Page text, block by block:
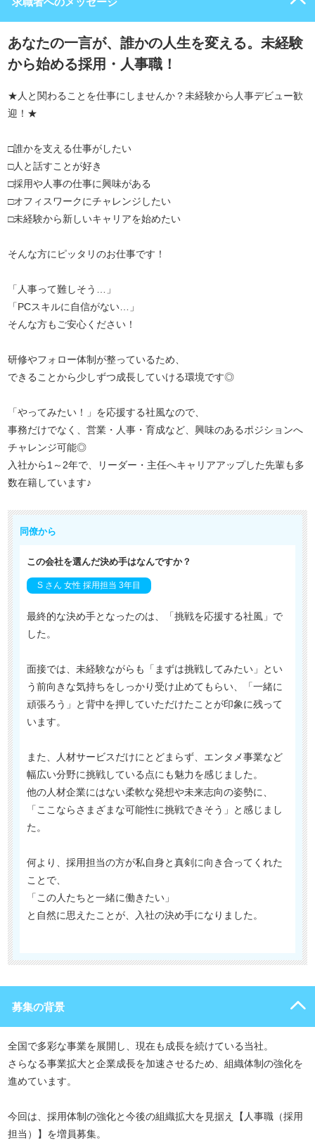
あなたの一言が、誰かの人生を変える。未経験
から始める採用・人事職！
★人と関わることを仕事にしませんか？未経験から人事デビュー歓
迎！★
□誰かを支える仕事がしたい
□人と話すことが好き
□採用や人事の仕事に興味がある
□オフィスワークにチャレンジしたい
□未経験から新しいキャリアを始めたい
そんな方にピッタリのお仕事です！
「人事って難しそう…」
「PCスキルに自信がない…」
そんな方もご安心ください！
研修やフォロー体制が整っているため、
できることから少しずつ成長していける環境です◎
「やってみたい！」を応援する社風なので、
事務だけでなく、営業・人事・育成など、興味のあるポジションへ
チャレンジ可能◎
入社から1～2年で、リーダー・主任へキャリアアップした先輩も多
数在籍しています♪
同僚から
この会社を選んだ決め手はなんですか？
S さん 女性 採用担当 3年目
最終的な決め手となったのは、「挑戦を応援する社風」で
した。
面接では、未経験ながらも「まずは挑戦してみたい」とい
う前向きな気持ちをしっかり受け止めてもらい、「一緒に
頑張ろう」と背中を押していただけたことが印象に残って
います。
また、人材サービスだけにとどまらず、エンタメ事業など
幅広い分野に挑戦している点にも魅力を感じました。
他の人材企業にはない柔軟な発想や未来志向の姿勢に、
「ここならさまざまな可能性に挑戦できそう」と感じまし
た。
何より、採用担当の方が私自身と真剣に向き合ってくれた
ことで、
「この人たちと一緒に働きたい」
と自然に思えたことが、入社の決め手になりました。
募集の背景
全国で多彩な事業を展開し、現在も成長を続けている当社。
さらなる事業拡大と企業成長を加速させるため、組織体制の強化を
進めています。
今回は、採用体制の強化と今後の組織拡大を見据え【人事職（採用
担当）】を増員募集。